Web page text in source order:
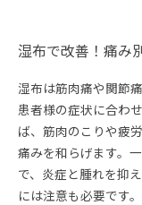
湿布で改善！痛み
湿布は筋肉痛や関節
患者様の症状に合わ
ば、筋肉のこりや疲
痛みを和らげます。
で、炎症と腫れを抑
には注意も必要です